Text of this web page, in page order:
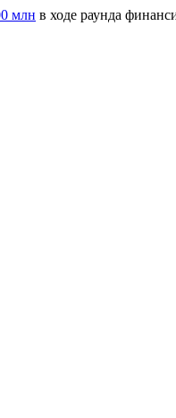
млн в ходе раунда